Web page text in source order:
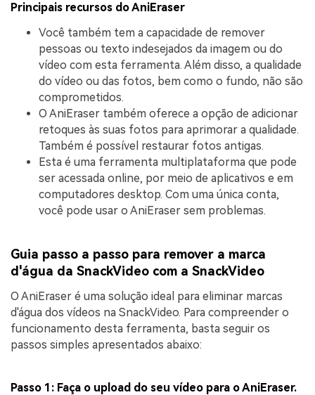
Principais recursos do AniEraser
Você também tem a capacidade de remover
pessoas ou texto indesejados da imagem ou do
vídeo com esta ferramenta. Além disso, a qualidade
do vídeo ou das fotos, bem como o fundo, não são
comprometidos.
O AniEraser também oferece a opção de adicionar
retoques às suas fotos para aprimorar a qualidade.
Também é possível restaurar fotos antigas.
Esta é uma ferramenta multiplataforma que pode
ser acessada online, por meio de aplicativos e em
computadores desktop. Com uma única conta,
você pode usar o AniEraser sem problemas.
Guia passo a passo para remover a marca
d'água da SnackVideo com a SnackVideo
O AniEraser é uma solução ideal para eliminar marcas
d'água dos vídeos na SnackVideo. Para compreender o
funcionamento desta ferramenta, basta seguir os
passos simples apresentados abaixo:
Passo 1: Faça o upload do seu vídeo para o AniEraser.